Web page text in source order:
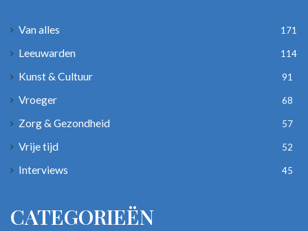
Van alles 171
Leeuwarden 114
Kunst & Cultuur 91
Vroeger 68
Zorg & Gezondheid 57
Vrije tijd 52
Interviews 45
CATEGORIEËN